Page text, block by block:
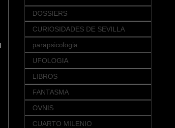
DOSSIERS
CURIOSIDADES DE SEVILLA
parapsicologia
UFOLOGIA
LIBROS
FANTASMA
OVNIS
CUARTO MILENIO